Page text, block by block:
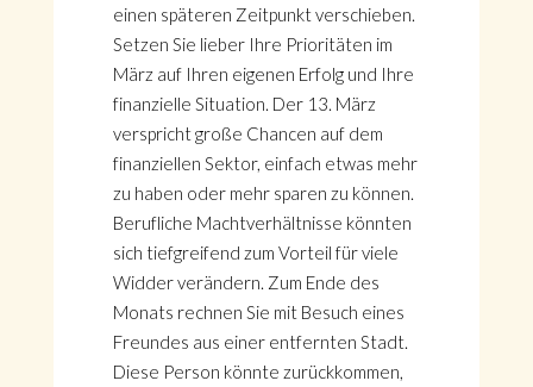
einen späteren Zeitpunkt verschieben.
Setzen Sie lieber Ihre Prioritäten im
März auf Ihren eigenen Erfolg und Ihre
finanzielle Situation. Der 13. März
verspricht große Chancen auf dem
finanziellen Sektor, einfach etwas mehr
zu haben oder mehr sparen zu können.
Berufliche Machtverhältnisse könnten
sich tiefgreifend zum Vorteil für viele
Widder verändern. Zum Ende des
Monats rechnen Sie mit Besuch eines
Freundes aus einer entfernten Stadt.
Diese Person könnte zurückkommen,